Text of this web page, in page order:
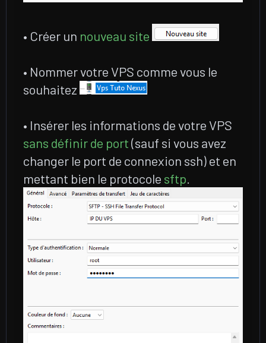
• Créer un nouveau site
• Nommer votre VPS comme vous le
souhaitez
• Insérer les informations de votre VPS
sans définir de port(sauf si vous avez
changer le port de connexion ssh) et en
mettant bien le protocole sftp